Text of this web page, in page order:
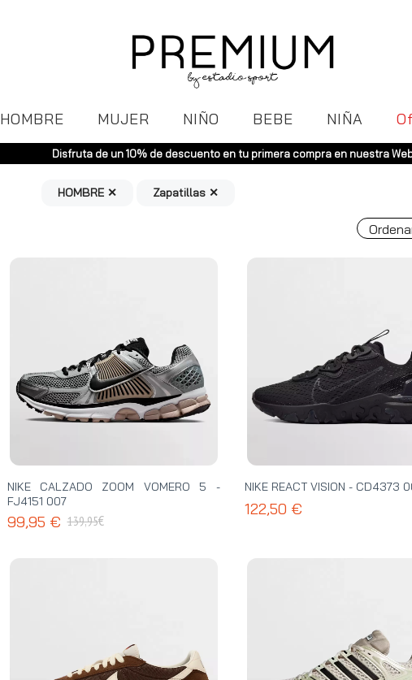
HOMBRE MUJER NIÑO BEBE NIÑA
Envíos gratuitos a toda España (Canarias, pedidos
HOMBRE ✕ Zapatillas ✕
NIKE CALZADO ZOOM VOMERO 5 -
FJ4151 007
99,95 € 139,95€
NIKE REACT VISION - CD4373
122,50 €